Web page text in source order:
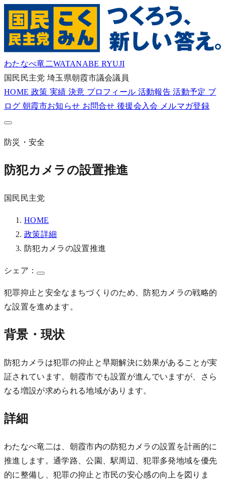
わたなべ竜二WATANABE RYUJI
国民民主党 埼玉県朝霞市議会議員
HOME 政策 実績 決意 プロフィール 活動報告活動予定 ブ
ログ 朝霞市お知らせ お問合せ後援会入会 メルマガ登録
防災・安全
防犯カメラの設置推進
国民民主党
HOME
政策詳細
防犯カメラの設置推進
シェア：
犯罪抑止と安全なまちづくりのため、防犯カメラの戦略的
な設置を進めます。
背景・現状
防犯カメラは犯罪の抑止と早期解決に効果があることが実
証されています。朝霞市でも設置が進んでいますが、さら
なる増設が求められる地域があります。
詳細
わたなべ竜二は、朝霞市内の防犯カメラの設置を計画的に
推進します。通学路、公園、駅周辺、犯罪多発地域を優先
的に整備し、犯罪の抑止と市民の安心感の向上を図りま